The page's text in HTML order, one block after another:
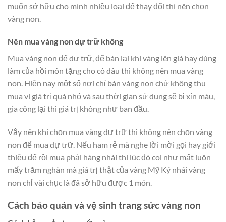
muốn sở hữu cho mình nhiều loại để thay đổi thì nên chọn
vàng non.
Nên mua vàng non dự trữ không
Mua vàng non để dự trữ, để bán lại khi vàng lên giá hay dùng
làm của hồi môn tặng cho cô dâu thì không nên mua vàng
non. Hiện nay một số nơi chỉ bán vàng non chứ không thu
mua vì giá trị quá nhỏ và sau thời gian sử dụng sẽ bị xỉn màu,
gia công lại thì giá trị không như ban đầu.
Vậy nên khi chọn mua vàng dự trữ thì không nên chọn vàng
non để mua dự trữ. Nếu ham rẻ mà nghe lời mời gọi hay giới
thiệu để rồi mua phải hàng nhái thì lúc đó coi như mất luôn
mấy trăm nghàn mà giá trị thật của vàng Mỹ Ký nhái vàng
non chỉ vài chục là đã sở hữu được 1 món.
Cách bảo quản và vệ sinh trang sức vàng non